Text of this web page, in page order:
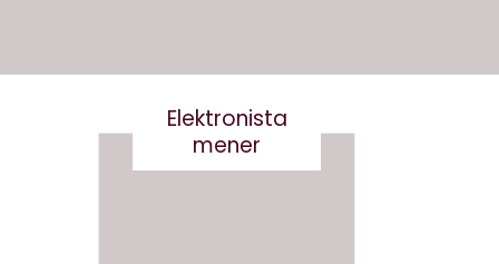
Elektronista
mener